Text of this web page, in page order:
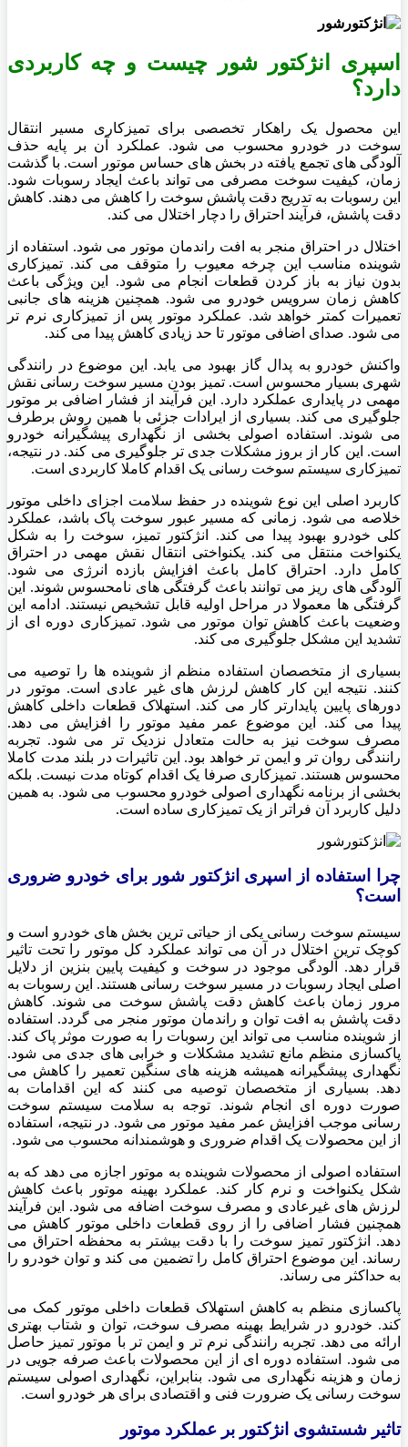
اسپری انژکتور شور چیست و چه کاربردی
دارد؟
این محصول یک راهکار تخصصی برای تمیزکاری مسیر انتقال
سوخت در خودرو محسوب می شود. عملکرد آن بر پایه حذف
آلودگی های تجمع یافته در بخش های حساس موتور است. با گذشت
زمان، کیفیت سوخت مصرفی می تواند باعث ایجاد رسوبات شود.
این رسوبات به تدریج دقت پاشش سوخت را کاهش می دهند. کاهش
دقت پاشش، فرآیند احتراق را دچار اختلال می کند.
اختلال در احتراق منجر به افت راندمان موتور می شود. استفاده از
شوینده مناسب این چرخه معیوب را متوقف می کند. تمیزکاری
بدون نیاز به باز کردن قطعات انجام می شود. این ویژگی باعث
کاهش زمان سرویس خودرو می شود. همچنین هزینه های جانبی
تعمیرات کمتر خواهد شد. عملکرد موتور پس از تمیزکاری نرم تر
می شود. صدای اضافی موتور تا حد زیادی کاهش پیدا می کند.
واکنش خودرو به پدال گاز بهبود می یابد. این موضوع در رانندگی
شهری بسیار محسوس است. تمیز بودن مسیر سوخت رسانی نقش
مهمی در پایداری عملکرد دارد. این فرآیند از فشار اضافی بر موتور
جلوگیری می کند. بسیاری از ایرادات جزئی با همین روش برطرف
می شوند. استفاده اصولی بخشی از نگهداری پیشگیرانه خودرو
است. این کار از بروز مشکلات جدی تر جلوگیری می کند. در نتیجه،
تمیزکاری سیستم سوخت رسانی یک اقدام کاملا کاربردی است.
کاربرد اصلی این نوع شوینده در حفظ سلامت اجزای داخلی موتور
خلاصه می شود. زمانی که مسیر عبور سوخت پاک باشد، عملکرد
کلی خودرو بهبود پیدا می کند. انژکتور تمیز، سوخت را به شکل
یکنواخت منتقل می کند. یکنواختی انتقال نقش مهمی در احتراق
کامل دارد. احتراق کامل باعث افزایش بازده انرژی می شود.
آلودگی های ریز می توانند باعث گرفتگی های نامحسوس شوند. این
گرفتگی ها معمولا در مراحل اولیه قابل تشخیص نیستند. ادامه این
وضعیت باعث کاهش توان موتور می شود. تمیزکاری دوره ای از
تشدید این مشکل جلوگیری می کند.
بسیاری از متخصصان استفاده منظم از شوینده ها را توصیه می
کنند. نتیجه این کار کاهش لرزش های غیر عادی است. موتور در
دورهای پایین پایدارتر کار می کند. استهلاک قطعات داخلی کاهش
پیدا می کند. این موضوع عمر مفید موتور را افزایش می دهد.
مصرف سوخت نیز به حالت متعادل نزدیک تر می شود. تجربه
رانندگی روان تر و ایمن تر خواهد بود. این تاثیرات در بلند مدت کاملا
محسوس هستند. تمیزکاری صرفا یک اقدام کوتاه مدت نیست. بلکه
بخشی از برنامه نگهداری اصولی خودرو محسوب می شود. به همین
دلیل کاربرد آن فراتر از یک تمیزکاری ساده است.
چرا استفاده از اسپری انژکتور شور برای خودرو ضروری
است؟
سیستم سوخت رسانی یکی از حیاتی ترین بخش های خودرو است و
کوچک ترین اختلال در آن می تواند عملکرد کل موتور را تحت تاثیر
قرار دهد. آلودگی موجود در سوخت و کیفیت پایین بنزین از دلایل
اصلی ایجاد رسوبات در مسیر سوخت رسانی هستند. این رسوبات به
مرور زمان باعث کاهش دقت پاشش سوخت می شوند. کاهش
دقت پاشش به افت توان و راندمان موتور منجر می گردد. استفاده
از شوینده مناسب می تواند این رسوبات را به صورت موثر پاک کند.
پاکسازی منظم مانع تشدید مشکلات و خرابی های جدی می شود.
نگهداری پیشگیرانه همیشه هزینه های سنگین تعمیر را کاهش می
دهد. بسیاری از متخصصان توصیه می کنند که این اقدامات به
صورت دوره ای انجام شوند. توجه به سلامت سیستم سوخت
رسانی موجب افزایش عمر مفید موتور می شود. در نتیجه، استفاده
از این محصولات یک اقدام ضروری و هوشمندانه محسوب می شود.
استفاده اصولی از محصولات شوینده به موتور اجازه می دهد که به
شکل یکنواخت و نرم کار کند. عملکرد بهینه موتور باعث کاهش
لرزش های غیرعادی و مصرف سوخت اضافه می شود. این فرآیند
همچنین فشار اضافی را از روی قطعات داخلی موتور کاهش می
دهد. انژکتور تمیز سوخت را با دقت بیشتر به محفظه احتراق می
رساند. این موضوع احتراق کامل را تضمین می کند و توان خودرو را
به حداکثر می رساند.
پاکسازی منظم به کاهش استهلاک قطعات داخلی موتور کمک می
کند. خودرو در شرایط بهینه مصرف سوخت، توان و شتاب بهتری
ارائه می دهد. تجربه رانندگی نرم تر و ایمن تر با موتور تمیز حاصل
می شود. استفاده دوره ای از این محصولات باعث صرفه جویی در
زمان و هزینه نگهداری می شود. بنابراین، نگهداری اصولی سیستم
سوخت رسانی یک ضرورت فنی و اقتصادی برای هر خودرو است.
تاثیر شستشوی انژکتور بر عملکرد موتور